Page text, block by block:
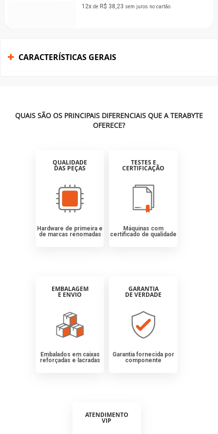
R$
CARACTERÍSTICAS GERAIS
QUAIS SÃO OS PRINCIPAIS DIFERENCIAIS QUE A TERABYTE
OFERECE?
QUALIDADE
DAS PEÇAS
Hardware de primeira e
de marcas renomadas
TESTES E
CERTIFICAÇÃO
Máquinas com
certificado de qualidade
EMBALAGEM
E ENVIO
Embalados em caixas
reforçadas e lacradas
GARANTIA
DE VERDADE
Garantia fornecida por
componente
ATENDIMENTO
VIP